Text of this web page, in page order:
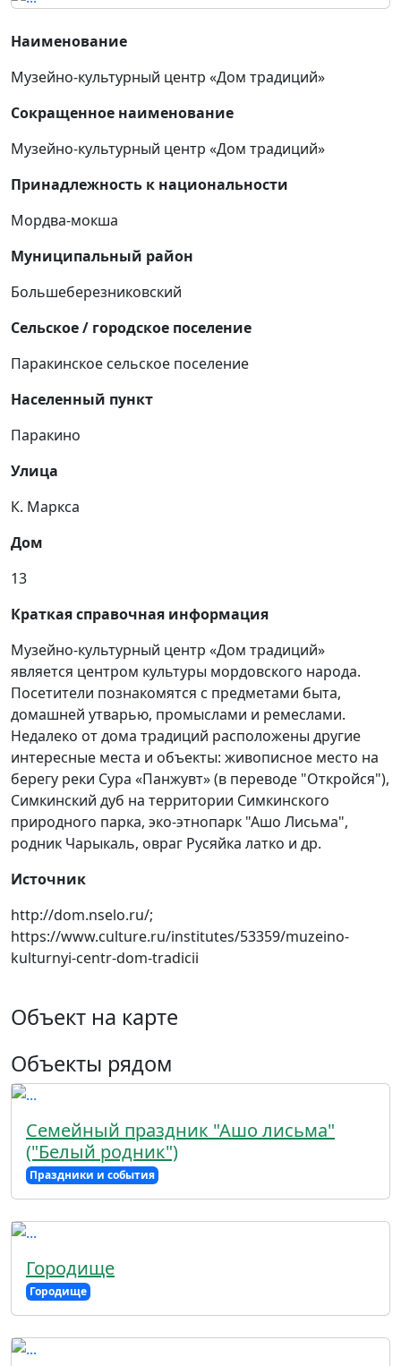
Наименование
Музейно-культурный центр «Дом традиций»
Сокращенное наименование
Музейно-культурный центр «Дом традиций»
Принадлежность к национальности
Мордва-мокша
Муниципальный район
Большеберезниковский
Сельское / городское поселение
Паракинское сельское поселение
Населенный пункт
Паракино
Улица
К. Маркса
Дом
13
Краткая справочная информация
Музейно-культурный центр «Дом традиций»
является центром культуры мордовского народа.
Посетители познакомятся с предметами быта,
домашней утварью, промыслами и ремеслами.
Недалеко от дома традиций расположены другие
интересные места и объекты: живописное место на
берегу реки Сура «Панжувт» (в переводе "Откройся"),
Симкинский дуб на территории Симкинского
природного парка, эко-этнопарк "Ашо Лисьма",
родник Чарыкаль, овраг Русяйка латко и др.
Источник
http://dom.nselo.ru/;
https://www.culture.ru/institutes/53359/muzeino-
kulturnyi-centr-dom-tradicii
Объект на карте
Объекты рядом
Семейный праздник "Ашо лисьма"
("Белый родник")
Праздники и события
Городище
Городище